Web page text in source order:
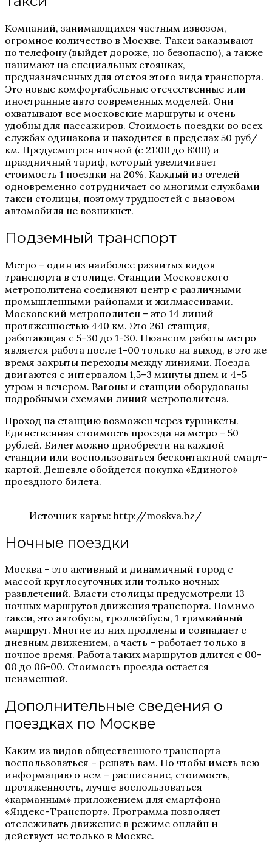
Компаний, занимающихся частным извозом,
огромное количество в Москве. Такси заказывают
по телефону (выйдет дороже, но безопасно), а также
нанимают на специальных стоянках,
предназначенных для отстоя этого вида транспорта.
Это новые комфортабельные отечественные или
иностранные авто современных моделей. Они
охватывают все московские маршруты и очень
удобны для пассажиров. Стоимость поездки во всех
службах одинакова и находится в пределах 50 руб/
км. Предусмотрен ночной (с 21:00 до 8:00) и
праздничный тариф, который увеличивает
стоимость 1 поездки на 20%. Каждый из отелей
одновременно сотрудничает со многими службами
такси столицы, поэтому трудностей с вызовом
автомобиля не возникнет.
Подземный транспорт
Метро – один из наиболее развитых видов
транспорта в столице. Станции Московского
метрополитена соединяют центр с различными
промышленными районами и жилмассивами.
Московский метрополитен – это 14 линий
протяженностью 440 км. Это 261 станция,
работающая с 5-30 до 1-30. Нюансом работы метро
является работа после 1-00 только на выход, в это же
время закрыты переходы между линиями. Поезда
двигаются с интервалом 1,5–3 минуты днем и 4–5
утром и вечером. Вагоны и станции оборудованы
подробными схемами линий метрополитена.
Проход на станцию возможен через турникеты.
Единственная стоимость проезда на метро – 50
рублей. Билет можно приобрести на каждой
станции или воспользоваться бесконтактной смарт-
картой. Дешевле обойдется покупка «Единого»
проездного билета.
Источник карты: http://moskva.bz/
Ночные поездки
Москва – это активный и динамичный город с
массой круглосуточных или только ночных
развлечений. Власти столицы предусмотрели 13
ночных маршрутов движения транспорта. Помимо
такси, это автобусы, троллейбусы, 1 трамвайный
маршрут. Многие из них продлены и совпадает с
дневным движением, а часть – работает только в
ночное время. Работа таких маршрутов длится с 00-
00 до 06-00. Стоимость проезда остается
неизменной.
Дополнительные сведения о
поездках по Москве
Каким из видов общественного транспорта
воспользоваться – решать вам. Но чтобы иметь всю
информацию о нем – расписание, стоимость,
протяженность, лучше воспользоваться
«карманным» приложением для смартфона
«Яндекс-Транспорт». Программа позволяет
отслеживать движение в режиме онлайн и
действует не только в Москве.